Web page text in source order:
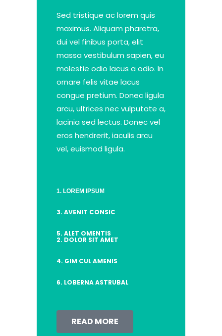
Sed tristique ac lorem quis
maximus. Aliquam pharetra,
dui vel finibus porta, elit
massa vestibulum sapien, eu
molestie odio lacus a odio. In
ornare felis vitae lacus
congue pretium. Donec ligula
arcu, ultrices nec vulputate a,
lacinia sed lectus. Donec vel
eros hendrerit, iaculis arcu
vel, euismod ligula.
1. LOREM IPSUM
3. AVENIT CONSIC
5. ALET OMENTIS
2. DOLOR SIT AMET
4. GIM CUL AMENIS
6. LOBERNA ASTRUBAL
READ MORE